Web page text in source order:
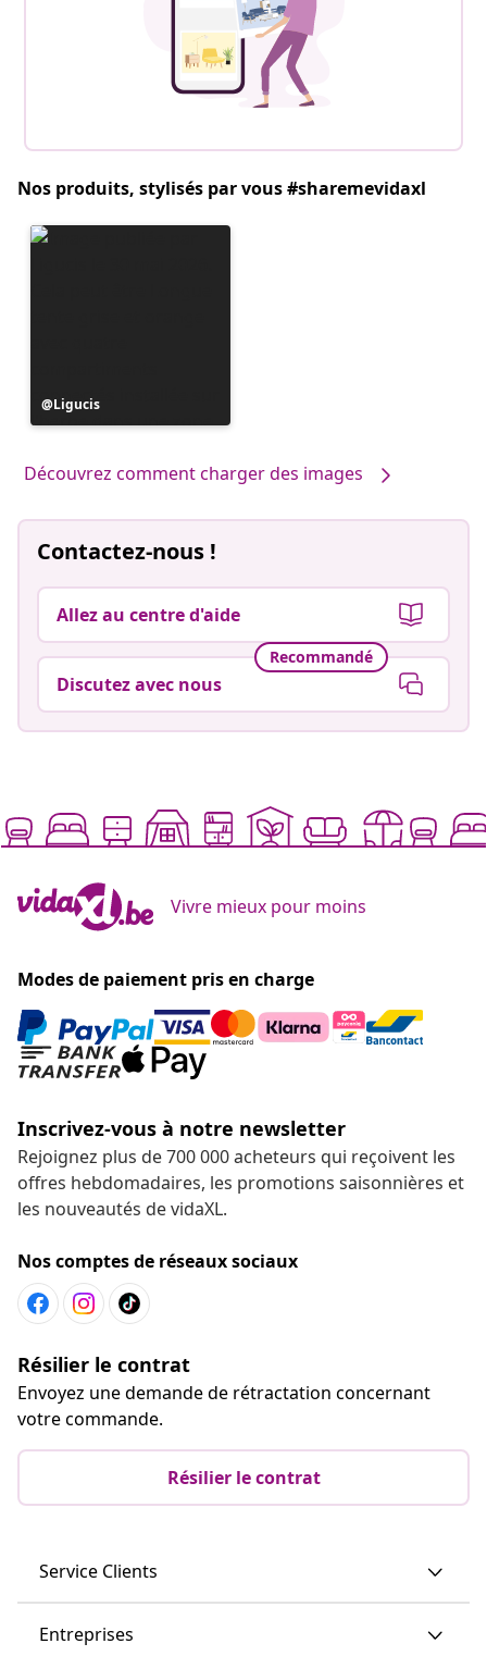
Nos produits, stylisés par vous #sharemevidaxl
Publication
publiée
Ligucis
Découvrez comment charger des images
Contactez-nous !
Allez au centre d'aide
Recommandé
Discutez avec nous
Vivre mieux pour moins
Modes de paiement pris en charge
Inscrivez-vous à notre newsletter
Rejoignez plus de 700 000 acheteurs qui reçoivent les
offres hebdomadaires, les promotions saisonnières et
les nouveautés de vidaXL.
Nos comptes de réseaux sociaux
Résilier le contrat
Envoyez une demande de rétractation concernant
votre commande.
Résilier le contrat
Service Clients
Entreprises